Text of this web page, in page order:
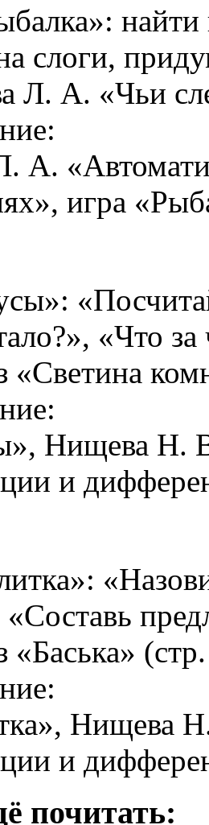
слоги,
Л. А. «Чьи
А.
игра
«Что
«Светина
Нищева Н.
и
«Баська»
Нищева
и
почитать: